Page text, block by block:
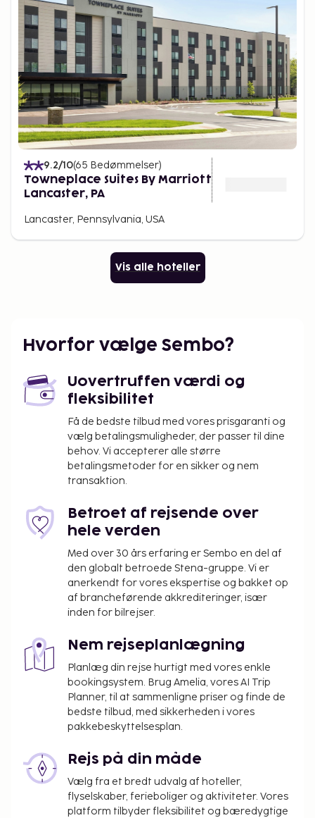
9.2/10(65 Bedømmelser)
Towneplace Suites By Marriott
Lancaster, PA
Lancaster, Pennsylvania, USA
Vis alle hoteller
Hvorfor vælge Sembo?
Uovertruffen værdi og
fleksibilitet
Få de bedste tilbud med vores prisgaranti og
vælg betalingsmuligheder, der passer til dine
behov. Vi accepterer alle større
betalingsmetoder for en sikker og nem
transaktion.
Betroet af rejsende over
hele verden
Med over 30 års erfaring er Sembo en del af
den globalt betroede Stena-gruppe. Vi er
anerkendt for vores ekspertise og bakket op
af brancheførende akkrediteringer, især
inden for bilrejser.
Nem rejseplanlægning
Planlæg din rejse hurtigt med vores enkle
bookingsystem. Brug Amelia, vores AI Trip
Planner, til at sammenligne priser og finde de
bedste tilbud, med sikkerheden i vores
pakkebeskyttelsesplan.
Rejs på din måde
Vælg fra et bredt udvalg af hoteller,
flyselskaber, ferieboliger og aktiviteter. Vores
platform tilbyder fleksibilitet og bæredygtige